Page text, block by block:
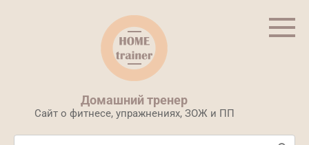
Домашний тренер
Сайт о фитнесе, упражнениях, ЗОЖ и ПП
Поиск: